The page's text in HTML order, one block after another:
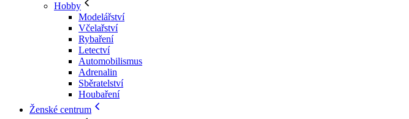
Hobby
Modelářství
Včelařství
Rybaření
Letectví
Automobilismus
Adrenalin
Sběratelství
Houbaření
Ženské centrum